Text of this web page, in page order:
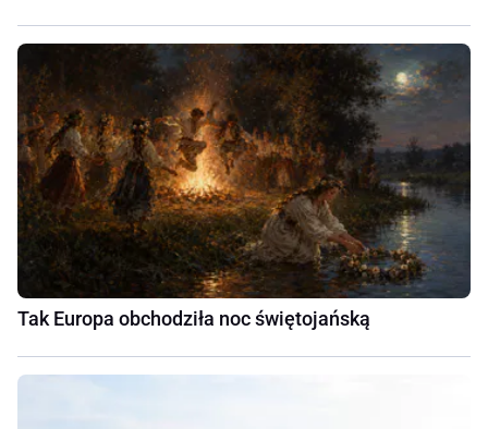
Tak Europa obchodziła noc świętojańską